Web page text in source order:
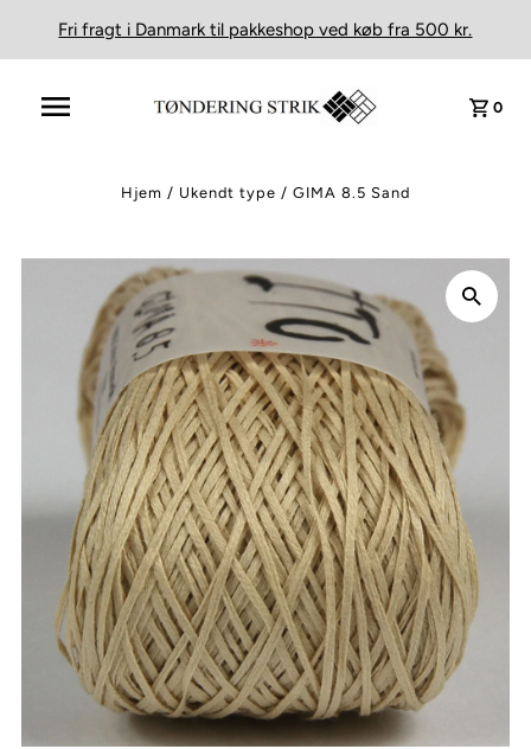
Fri fragt i Danmark til pakkeshop ved køb fra 500 kr.
0
Hjem / Ukendt type / GIMA 8.5 Sand